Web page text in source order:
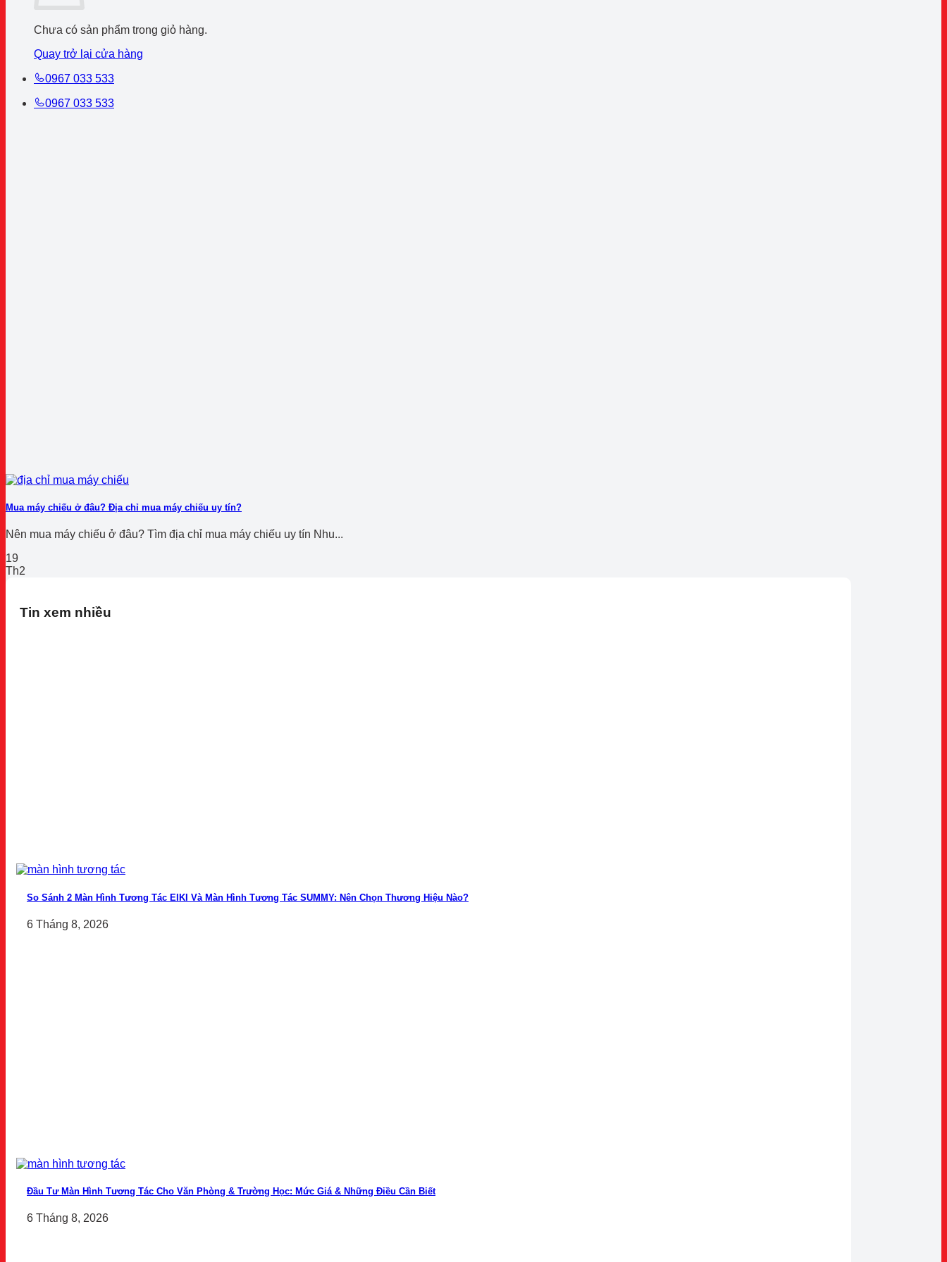
Chưa có sản phẩm trong giỏ hàng.
Quay trở lại cửa hàng
0967 033 533
0967 033 533
Mua máy chiếu ở đâu? Địa chỉ mua máy chiếu uy tín?
Nên mua máy chiếu ở đâu? Tìm địa chỉ mua máy chiếu uy tín Nhu...
19
Th2
Tin xem nhiều
So Sánh 2 Màn Hình Tương Tác EIKI Và Màn Hình Tương Tác SUMMY: Nên Chọn Thương Hiệu Nào?
6 Tháng 8, 2026
Đầu Tư Màn Hình Tương Tác Cho Văn Phòng & Trường Học: Mức Giá & Những Điều Cần Biết
6 Tháng 8, 2026